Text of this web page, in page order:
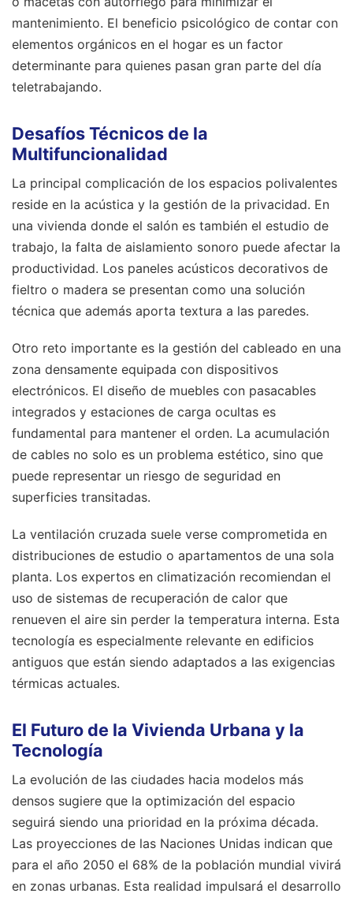
mantenimiento. El beneficio psicológico de contar con
elementos orgánicos en el hogar es un factor
determinante para quienes pasan gran parte del día
teletrabajando.
Desafíos Técnicos de la
Multifuncionalidad
La principal complicación de los espacios polivalentes
reside en la acústica y la gestión de la privacidad. En
una vivienda donde el salón es también el estudio de
trabajo, la falta de aislamiento sonoro puede afectar la
productividad. Los paneles acústicos decorativos de
fieltro o madera se presentan como una solución
técnica que además aporta textura a las paredes.
Otro reto importante es la gestión del cableado en una
zona densamente equipada con dispositivos
electrónicos. El diseño de muebles con pasacables
integrados y estaciones de carga ocultas es
fundamental para mantener el orden. La acumulación
de cables no solo es un problema estético, sino que
puede representar un riesgo de seguridad en
superficies transitadas.
La ventilación cruzada suele verse comprometida en
distribuciones de estudio o apartamentos de una sola
planta. Los expertos en climatización recomiendan el
uso de sistemas de recuperación de calor que
renueven el aire sin perder la temperatura interna. Esta
tecnología es especialmente relevante en edificios
antiguos que están siendo adaptados a las exigencias
térmicas actuales.
El Futuro de la Vivienda Urbana y la
Tecnología
La evolución de las ciudades hacia modelos más
densos sugiere que la optimización del espacio
seguirá siendo una prioridad en la próxima década.
Las proyecciones de las Naciones Unidas indican que
para el año 2050 el 68% de la población mundial vivirá
en zonas urbanas. Esta realidad impulsará el desarrollo